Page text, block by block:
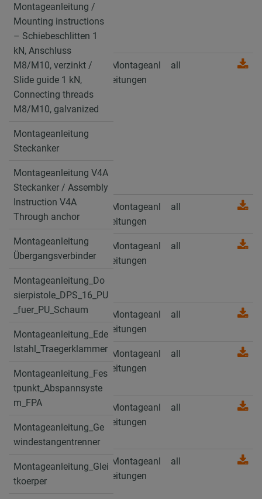
guide 2.3 kN,
Connecting threads
M10/M12
Montageanleitung /
Mounting
instructions –
Schiebeschlitten 1
M8/M10, verzinkt /
Slide guide 1 kN,
Connecting threads
M8/M10, galvanized
Montageanl
eitungen
all
Montageanleitung
Steckanker
Montageanl
eitungen
all
Montageanleitung
V4A Steckanker /
Assembly Instruction
V4A Through anchor
Montageanl
eitungen
all
Montageanleitung
Übergangsverbinder
Montageanl
eitungen
all
Montageanleitung_D
osierpistole_DPS_16_
PU_fuer_PU_Schaum
Montageanl
eitungen
all
Montageanleitung_E
delstahl_Traegerklam
mer
Montageanl
eitungen
all
Montageanleitung_F
estpunkt_Abspannsy
Montageanl
eitungen
all
Montageanleitung /
Mounting instructions
– Schiebeschlitten 1
kN, Anschluss
M8/M10, verzinkt /
Slide guide 1 kN,
Connecting threads
M8/M10, galvanized
Montageanleitung
Steckanker
Montageanleitung V4A
Steckanker / Assembly
Instruction V4A
Through anchor
Montageanleitung
Übergangsverbinder
Montageanleitung_Do
sierpistole_DPS_16_PU
_fuer_PU_Schaum
Montageanleitung_Ede
lstahl_Traegerklammer
Montageanleitung_Fes
tpunkt_Abspannsyste
m_FPA
Montageanleitung_Ge
windestangentrenner
Montageanleitung_Glei
tkoerper